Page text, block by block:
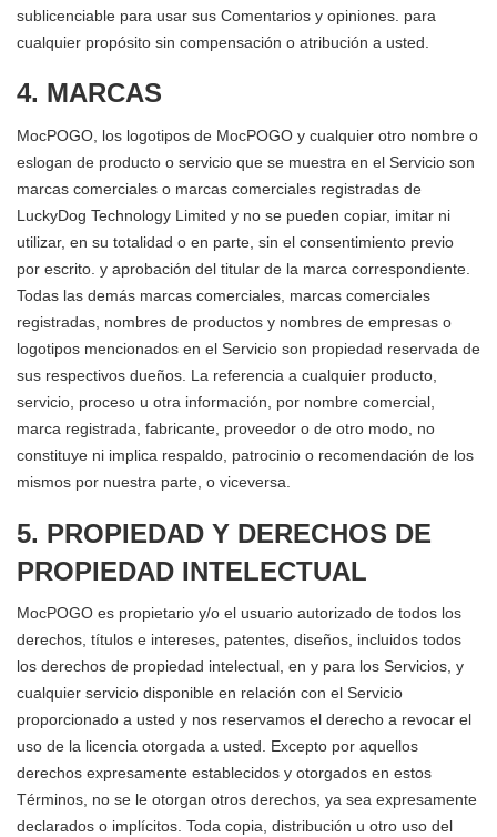
sublicenciable para usar sus Comentarios y opiniones. para
cualquier propósito sin compensación o atribución a usted.
4. MARCAS
MocPOGO, los logotipos de MocPOGO y cualquier otro nombre o
eslogan de producto o servicio que se muestra en el Servicio son
marcas comerciales o marcas comerciales registradas de
LuckyDog Technology Limited y no se pueden copiar, imitar ni
utilizar, en su totalidad o en parte, sin el consentimiento previo
por escrito. y aprobación del titular de la marca correspondiente.
Todas las demás marcas comerciales, marcas comerciales
registradas, nombres de productos y nombres de empresas o
logotipos mencionados en el Servicio son propiedad reservada de
sus respectivos dueños. La referencia a cualquier producto,
servicio, proceso u otra información, por nombre comercial,
marca registrada, fabricante, proveedor o de otro modo, no
constituye ni implica respaldo, patrocinio o recomendación de los
mismos por nuestra parte, o viceversa.
5. PROPIEDAD Y DERECHOS DE
PROPIEDAD INTELECTUAL
MocPOGO es propietario y/o el usuario autorizado de todos los
derechos, títulos e intereses, patentes, diseños, incluidos todos
los derechos de propiedad intelectual, en y para los Servicios, y
cualquier servicio disponible en relación con el Servicio
proporcionado a usted y nos reservamos el derecho a revocar el
uso de la licencia otorgada a usted. Excepto por aquellos
derechos expresamente establecidos y otorgados en estos
Términos, no se le otorgan otros derechos, ya sea expresamente
declarados o implícitos. Toda copia, distribución u otro uso del